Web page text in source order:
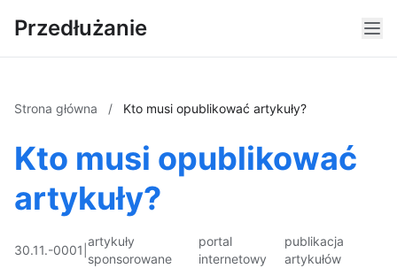
Przedłużanie
Strona główna / Kto musi opublikować artykuły?
Kto musi opublikować
artykuły?
30.11.-0001
artykuły
sponsorowane
portal
internetowy
publikacja
artykułów